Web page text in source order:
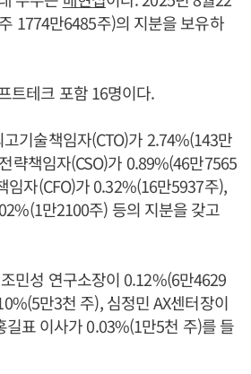
1774만6485주)의 지분을 보유하
트테크 포함 16명이다.
기술책임자(CTO)가 2.74%(143만
략책임자(CSO)가 0.89%(46만7565
임자(CFO)가 0.32%(16만5937주),
만2100주) 등의 지분을 갖고
민성 연구소장이 0.12%(6만4629
만3천 주), 심정민 AX센터장이
표 이사가 0.03%(1만5천 주)를 들